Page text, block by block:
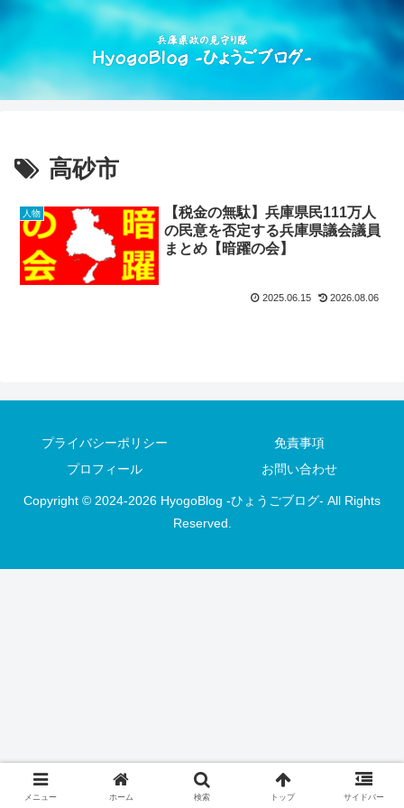
高砂市
人物
【税金の無駄】兵庫県民111万人
の民意を否定する兵庫県議会議員
まとめ【暗躍の会】
2025.06.15 2026.08.06
プライバシーポリシー
免責事項
プロフィール
お問い合わせ
Copyright © 2024-2026 HyogoBlog -ひょうごブログ- All Rights
Reserved.
メニュー ホーム 検索 トップ サイドバー